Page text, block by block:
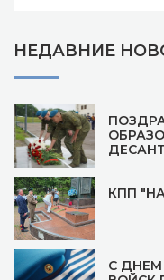
НЕДАВНИЕ
КПП
С